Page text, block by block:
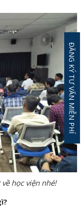
học viện nhé!
ĐĂNG KÝ TƯ VẤN MIỄN PHÍ